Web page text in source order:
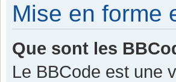
Mise en forme
Que sont les
Le BBCode est une